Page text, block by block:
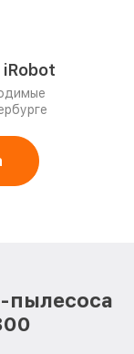
пылесоса